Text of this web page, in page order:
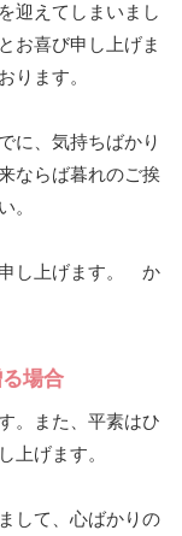
迎えてしまいまし
お喜び申し上げま
ります。
に、気持ちばかり
ならば暮れのご挨
。
し上げます。 か
場合
。また、平素はひ
上げます。
して、心ばかりの